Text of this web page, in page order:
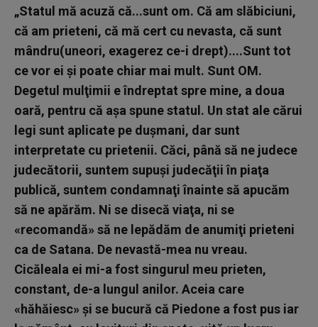
„Statul mă acuză că...sunt om. Că am slăbiciuni,
că am prieteni, că mă cert cu nevasta, că sunt
mândru(uneori, exagerez ce-i drept)....Sunt tot
ce vor ei şi poate chiar mai mult. Sunt OM.
Degetul mulţimii e îndreptat spre mine, a doua
oară, pentru că aşa spune statul. Un stat ale cărui
legi sunt aplicate pe duşmani, dar sunt
interpretate cu prietenii. Căci, până să ne judece
judecătorii, suntem supuşi judecăţii în piaţa
publică, suntem condamnaţi înainte să apucăm
să ne apărăm. Ni se disecă viaţa, ni se
«recomandă» să ne lepădăm de anumiţi prieteni
ca de Satana. De nevastă-mea nu vreau.
Cicăleala ei mi-a fost singurul meu prieten,
constant, de-a lungul anilor. Aceia care
«hăhăiesc» şi se bucură că Piedone a fost pus iar